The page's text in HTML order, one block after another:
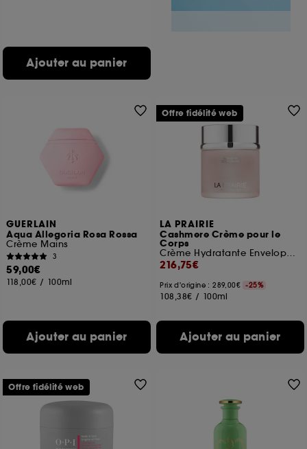
Ajouter au panier
GUERLAIN
Aqua Allegoria Rosa Rossa
Crème Mains
3
59,00€
118,00€ / 100ml
Ajouter au panier
LA PRAIRIE
Cashmere Crème pour le
Corps
Crème Hydratante Enveloppante
216,75€
Prix d'origine : 289,00€ -25%
108,38€ / 100ml
Ajouter au panier
Offre fidélité web
Offre fidélité web